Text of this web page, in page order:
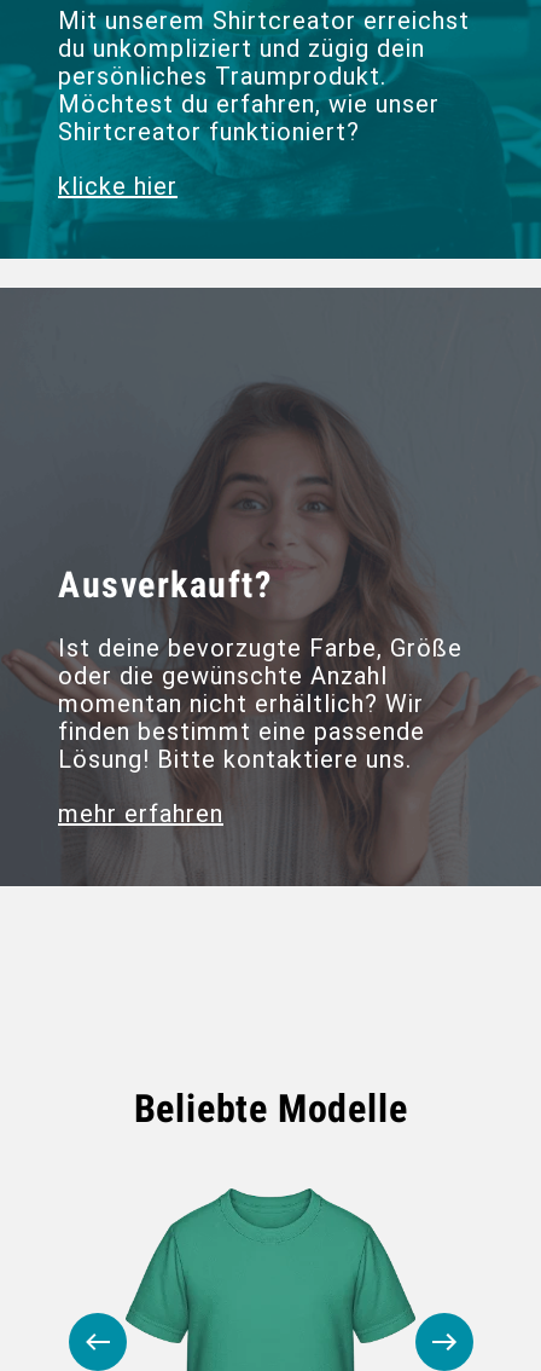
Mit unserem Shirtcreator erreichst
du unkompliziert und zügig dein
persönliches Traumprodukt.
Möchtest du erfahren, wie unser
Shirtcreator funktioniert?
klicke hier
Ausverkauft?
Ist deine bevorzugte Farbe, Größe
oder die gewünschte Anzahl
momentan nicht erhältlich? Wir
finden bestimmt eine passende
Lösung! Bitte kontaktiere uns.
mehr erfahren
Beliebte Modelle